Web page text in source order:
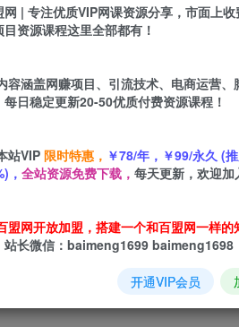
免费 永久会员免费
您当前未登录！
操作。课程分为5大模块：软件准
、案例实战（博兴-济南等线路动
员掌握从地理数据到动态可视化的
网 | 专注优质VIP网课资源分享，市面上
目资源课程这里全部都有！
容涵盖网赚项目、引流技术、电商运营、
每日稳定更新20-50优质付费资源课程！
站VIP限时特惠， ￥78/年，￥99/永久 (
， 全站资源免费下载， 每天更新，欢迎加
盟网开放加盟，搭建一个和百盟网一样的
站长微信：baimeng1699 baimeng1698
开通VIP会员